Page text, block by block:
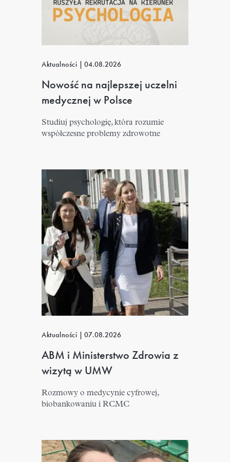
Aktualności | 04.08.2026
Nowość na najlepszej uczelni
medycznej w Polsce
Studiuj psychologię, która rozumie
współczesne problemy zdrowotne
Aktualności | 07.08.2026
ABM i Ministerstwo Zdrowia z
wizytą w UMW
Rozmowy o medycynie cyfrowej,
biobankowaniu i RCMC